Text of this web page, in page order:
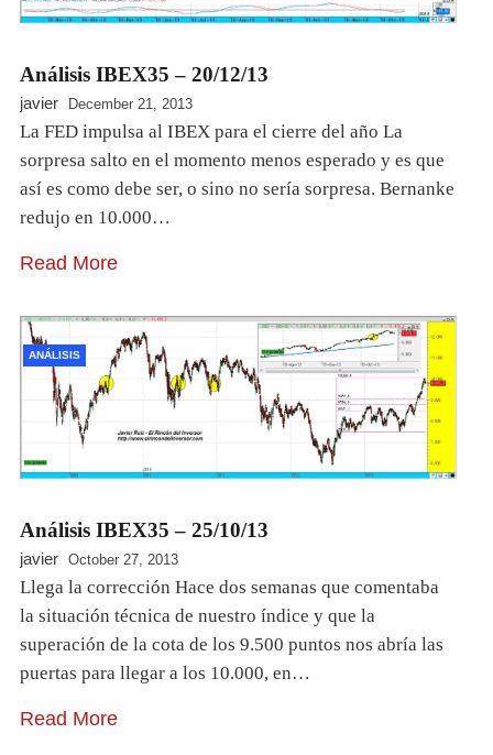
Análisis IBEX35 – 20/12/13
javier December 21, 2013
La FED impulsa al IBEX para el cierre del año La
sorpresa salto en el momento menos esperado y es que
así es como debe ser, o sino no sería sorpresa. Bernanke
redujo en 10.000…
Read More
ANÁLISIS
Análisis IBEX35 – 25/10/13
javier October 27, 2013
Llega la corrección Hace dos semanas que comentaba
la situación técnica de nuestro índice y que la
superación de la cota de los 9.500 puntos nos abría las
puertas para llegar a los 10.000, en…
Read More